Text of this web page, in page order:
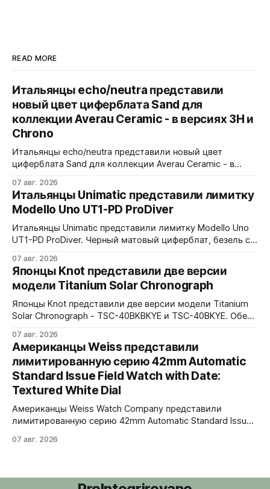
READ MORE
Итальянцы echo/neutra представили
новый цвет циферблата Sand для
коллекции Averau Ceramic - в версиях 3H и
Chrono
Итальянцы echo/neutra представили новый цвет
циферблата Sand для коллекции Averau Ceramic - в
контрастирует с тёмным корпусом из матовой чёрной
керамики и титана Grade 2. Сапфировое стекло с
куполом, завинчивающаяся заводная головка,
водозащита 100 метров. Ремешки на выбор - чёрный
текстильный, чёрный веганский (BioVeg из
07 авг. 2026
Итальянцы Unimatic представили лимитку
Modello Uno UT1-PD ProDiver
Итальянцы Unimatic представили лимитку Modello Uno
UT1-PD ProDiver. Черный матовый циферблат, безель с
стекло 2,5 мм с антибликом. Крышка с гравировкой
дайверской маски. Соответствует стандарту MIL-STD-
810H. Водозащита 300 метров. 40x41,5 мм Seiko VH31A
кварц На черном каучуковом ремешке
07 авг. 2026
Японцы Knot представили две версии
модели Titanium Solar Chronograph
Японцы Knot представили две версии модели Titanium
Solar Chronograph - TSC-40BKBKYE и TSC-40BKYE. Обе
у TSC-40BKBKYE жёлтые акценты на чёрном
циферблате, у TSC-40BKYE - полностью жёлтый
циферблат. Логотип Knot также выполнен в жёлтом
цвете. Часы продаются в комплекте с силиконовым
ремешком.
07 авг. 2026
Американцы Weiss представили
лимитированную серию 42mm Automatic
Standard Issue Field Watch with Date:
Textured White Dial
Американцы Weiss Watch Company представили
лимитированную серию 42mm Automatic Standard Issue
честь пяти лет работы бренда в Нэшвилле вручную
часовая, минутная и секундная стрелки, подсветка
07 авг. 2026